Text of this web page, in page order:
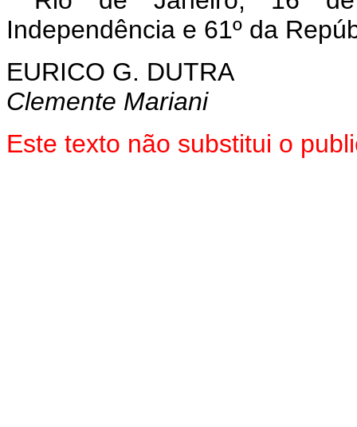
Independência e 61º da
EURICO G. DUTRA
Clemente Mariani
Este texto não substitui o